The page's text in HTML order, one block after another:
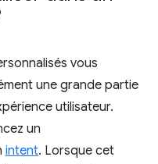
vous
une grande partie
utilisateur.
un
intent. Lorsque cet